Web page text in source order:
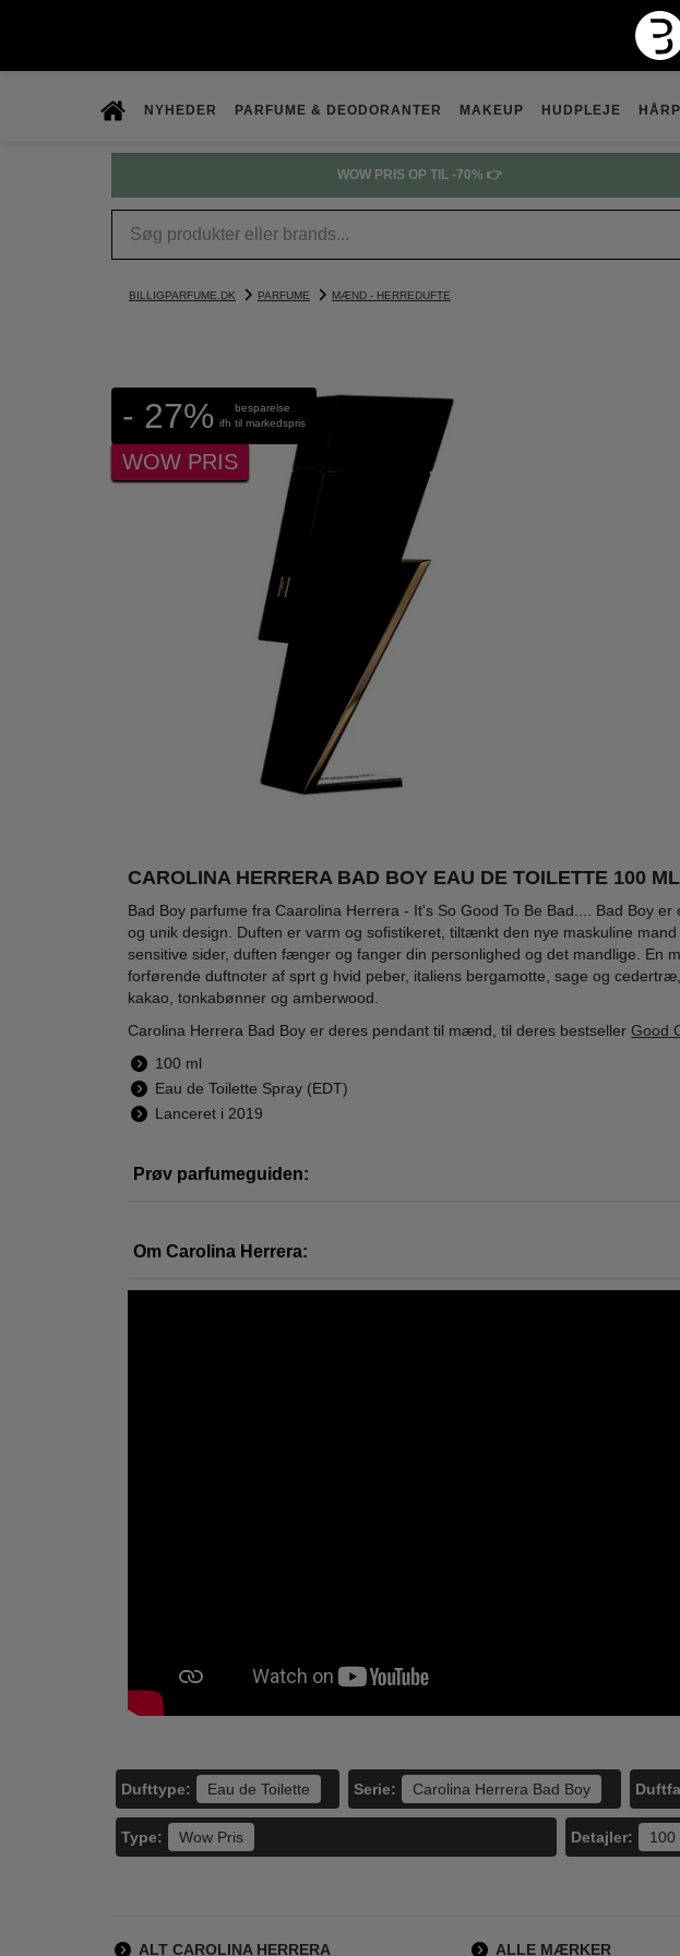
NYHEDER PARFUME & DEODORANTER MAKEUP HUDPLEJE
WOW PRIS OP TIL -70% 👉
BILLIGPARFUME.DK PARFUME MÆND - HERREDUFTE
- 27%
besparelse
ifh til markedspris
WOW PRIS
CAROLINA HERRERA BAD BOY EAU DE TOILETTE 100
Bad Boy parfume fra Caarolina Herrera - It's So Good To Be Bad.... Bad Boy
og unik design. Duften er varm og sofistikeret, tiltænkt den nye maskuline
sensitive sider, duften fænger og fanger din personlighed og det mandlige. En
forførende duftnoter af sprt g hvid peber, italiens bergamotte, sage og
kakao, tonkabønner og amberwood.
Carolina Herrera Bad Boy er deres pendant til mænd, til deres bestseller Good
100 ml
Eau de Toilette Spray (EDT)
Lanceret i 2019
Prøv parfumeguiden:
Om Carolina Herrera:
-21%
Carolina Herrera -
649,00
Ønskeskyen Favorit
-18%
Ønskeskyen Favorit Ønskeskyen
-17%
Dufttype: Eau de Toilette Serie: Carolina Herrera Bad Boy
Type: Wow Pris Detajler: 100
ALT CAROLINA HERRERA ALLE MÆRKER